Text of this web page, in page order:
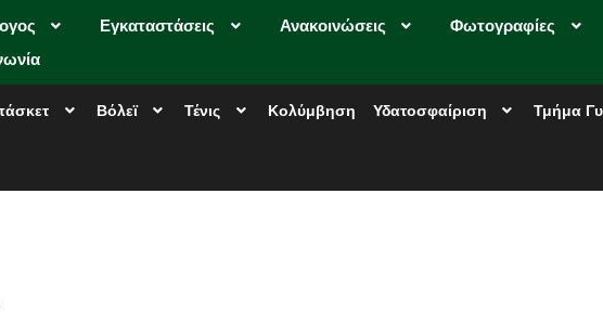
Εγκαταστάσεις Ανακοινώσεις Φωτογραφίες
Βόλεϊ Τένις Κολύμβηση Υδατοσφαίριση Τμήμα